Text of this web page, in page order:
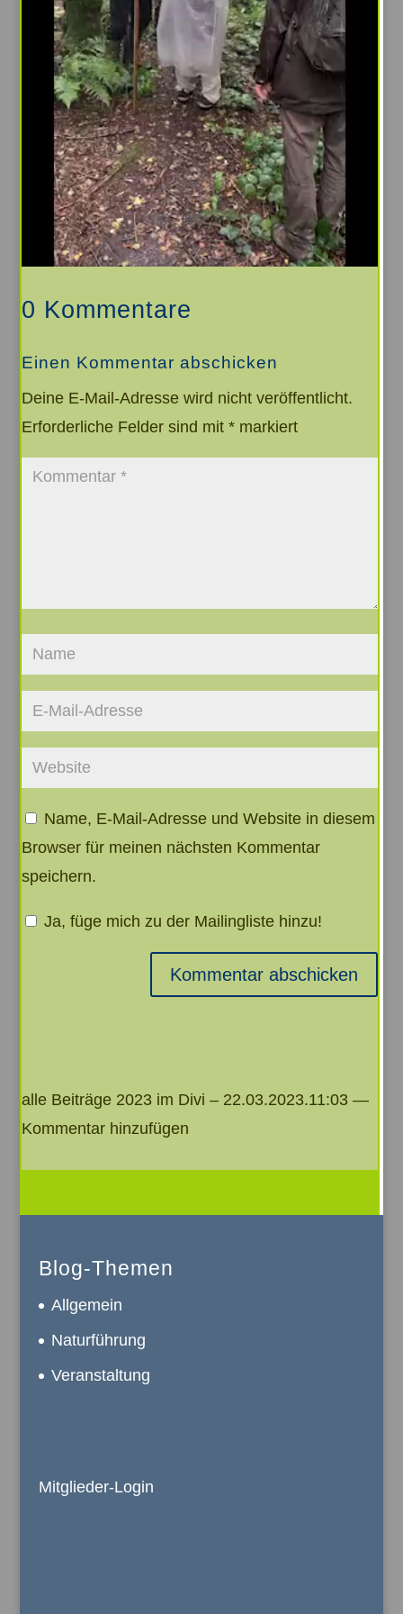
Schönheit der heimischen Wild- und
Küchenkräuter. Auf dem großen Kräutermarkt
werden verschiedene Produkte wie Tees, Öle,
Kräuterpasten und vieles mehr angeboten. Und
auch der Austausch zwischen den
Kräuterkundigen und Interessierten kommt nicht
zu kurz. Nach dem Erfolg des 1. großen
Kräutertages in Rendswühren, sollten man sich
den Termin schon jetzt vormerken! // 04.04.19 fp
0 Kommentare
Einen Kommentar abschicken
Deine E-Mail-Adresse wird nicht veröffentlicht.
Erforderliche Felder sind mit* markiert
Name, E-Mail-Adresse und Website in diesem
Browser für meinen nächsten Kommentar
speichern.
Ja, füge mich zu der Mailingliste hinzu!
Kommentar abschicken
alle Beiträge 2023 im Divi – 22.03.2023.11:03 —
Kommentar hinzufügen
Blog-Themen
Allgemein
Naturführung
Veranstaltung
Mitglieder-Login